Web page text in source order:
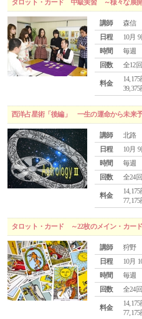
タロット・カード 中級実習 ～様々な展
講師
森信
日程
10月
時間
毎週
回数
全12回
料金
西洋占星術「後編」 一生の運命から未来
講師
北路
日程
10月
時間
毎週
回数
全24回
料金
タロット・カード ～22枚のメイン・カー
講師
狩野
日程
10月
時間
毎週
回数
全24回
料金